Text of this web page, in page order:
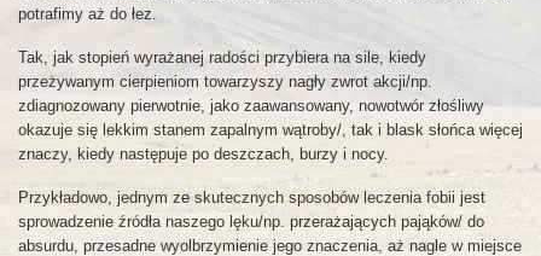
potrafimy aż do łez.
Tak, jak stopień wyrażanej radości przybiera na sile, kiedy
przeżywanym cierpieniom towarzyszy nagły zwrot akcji/np.
zdiagnozowany pierwotnie, jako zaawansowany, nowotwór złośliwy
okazuje się lekkim stanem zapalnym wątroby/, tak i blask słońca więcej
znaczy, kiedy następuje po deszczach, burzy i nocy.
Przykładowo, jednym ze skutecznych sposobów leczenia fobii jest
sprowadzenie źródła naszego lęku/np. przerażających pająków/ do
absurdu, przesadne wyolbrzymienie jego znaczenia, aż nagle w miejsce